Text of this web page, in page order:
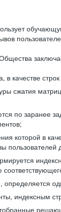
качестве
сжатия
по заранее
которой в
определяется
индексным